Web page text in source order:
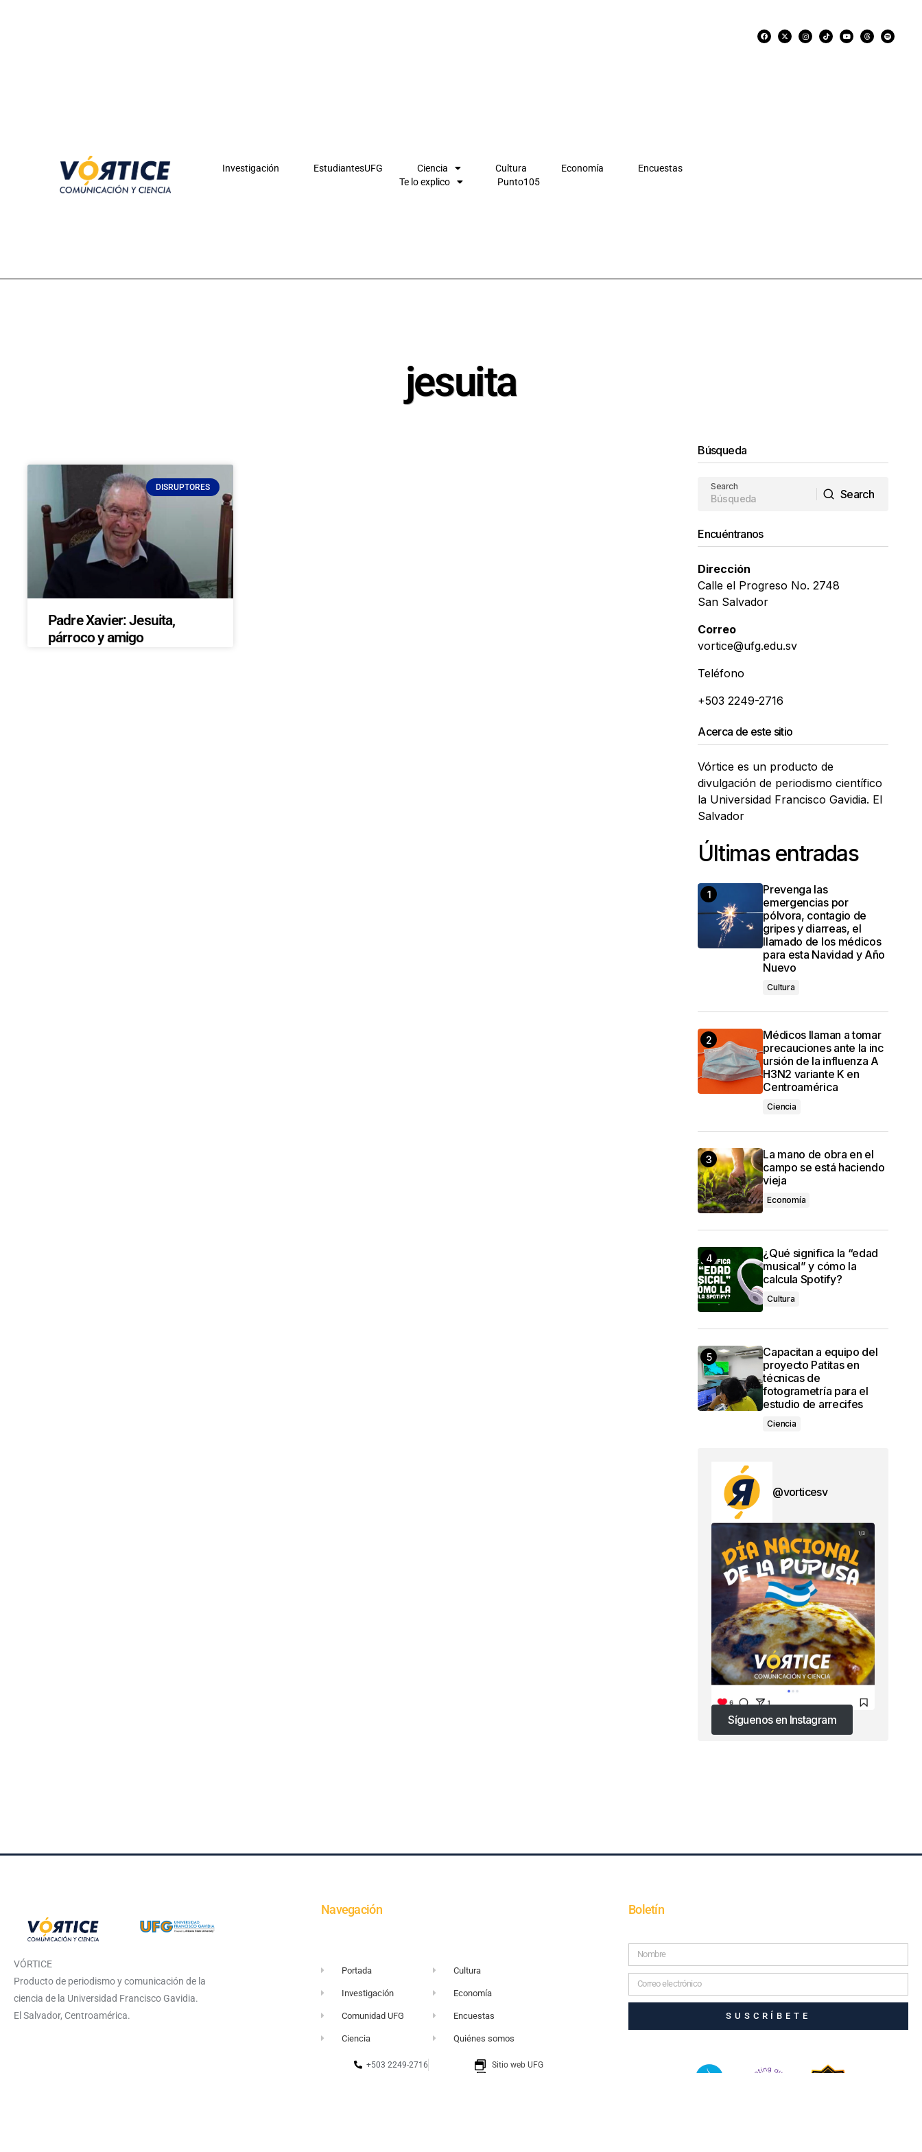
Investigación EstudiantesUFG Ciencia Cultura Economía
Encuestas
Te lo explico
Punto105
jesuita
DISRUPTORES
Padre Xavier: Jesuita,
párroco y amigo
Búsqueda
Search
Search
Encuéntranos
Dirección
Calle el Progreso No. 2748
San Salvador
Correo
vortice@ufg.edu.sv
Teléfono
+503 2249-2716
Acerca de este sitio
Vórtice es un producto de
divulgación de periodismo científico
la Universidad Francisco Gavidia. El
Salvador
Últimas entradas
Prevenga las
emergencias por
pólvora, contagio de
gripes y diarreas, el
llamado de los médicos
para esta Navidad y Año
Nuevo
Cultura
Médicos llaman a tomar
precauciones ante la inc
ursión de la influenza A
H3N2 variante K en
Centroamérica
Ciencia
La mano de obra en el
campo se está haciendo
vieja
Economía
¿Qué significa la “edad
musical” y cómo la
calcula Spotify?
Cultura
Capacitan a equipo del
proyecto Patitas en
técnicas de
fotogrametría para el
estudio de arrecifes
Ciencia
@vorticesv
Síguenos en Instagram
VÓRTICE
Producto de periodismo y comunicación de la
ciencia de la Universidad Francisco Gavidia.
El Salvador, Centroamérica.
Navegación
Portada
Investigación
Comunidad UFG
Ciencia
Cultura
Economía
Encuestas
Quiénes somos
+503 2249-2716
Sitio web UFG
Boletín
SUSCRÍBETE